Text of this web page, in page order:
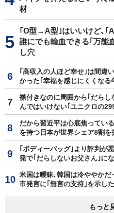
材
｢O型→A型｣はいいけど､
誰にでも輸血できる｢万能
し穴
｢高収入の人ほど幸せ｣は間
かった｢幸福を感じにくくなる
襟付きなのに周囲から｢だら
んではいけない｢ユニクロの
だから習近平は心底焦ってい
を持つ日本が世界シェア8割
｢ボディーバッグ｣より評判
発で｢だらしないお父さん｣に
米国は曖昧､韓国は冷ややか
市発言に｢無言の支持｣を示し
もっと